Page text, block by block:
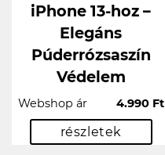
iPhone 13-hoz –
Elegáns
Púderrózsaszín
Védelem
Webshop ár 4.990 Ft
részletek